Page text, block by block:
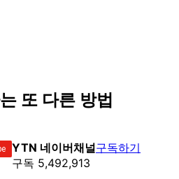
또 다른 방법
YTN 네이버채널
구독 5,492,913
구독하기